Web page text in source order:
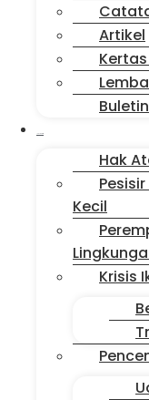
Artikel
Buletin
Hak
Kecil
Krisis